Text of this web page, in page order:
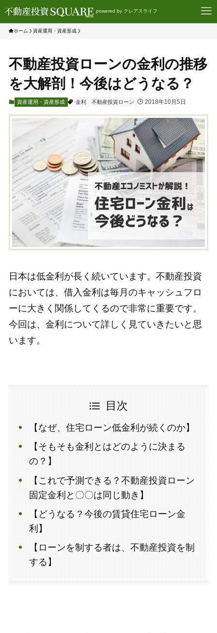
powered by クレアスライフ
ホーム 資産運用・資産形成
不動産投資ローンの金利の推移
を大解剖！今後はどうなる？
資産運用・資産形成 金利 不動産投資ローン 2018年10月5日
日本は低金利が長く続いています。不動産投資
においては、借入金利は毎月のキャッシュフロ
ーに大きく関係してくるので非常に重要です。
今回は、金利について詳しく見ていきたいと思
います。
目次
【なぜ、住宅ローン低金利が続くのか】
【そもそも金利とはどのように決まる
の？】
【これで予測できる？不動産投資ローン
固定金利と〇〇は同じ動き】
【どうなる？今後の賃貸住宅ローン金
利】
【ローンを制する者は、不動産投資を制
する】